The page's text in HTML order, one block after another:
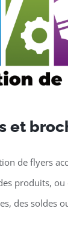
et
de flyers
produits, ou
des soldes